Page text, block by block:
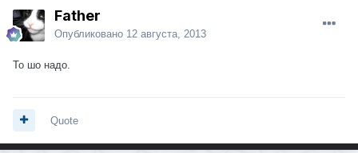
Father
Опубликовано 12 августа, 2013
То шо надо.
Quote